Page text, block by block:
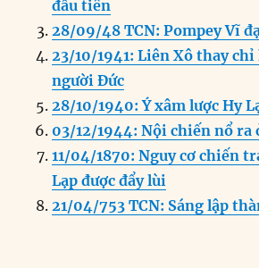
o
o
k
I
n
g
er
p
p
a
đầu tiên
28/09/48 TCN: Pompey Vĩ
23/10/1941: Liên Xô thay chỉ
người Đức
28/10/1940: Ý xâm lược Hy
03/12/1944: Nội chiến nổ ra
11/04/1870: Nguy cơ chiến
Lạp được đẩy lùi
21/04/753 TCN: Sáng lập